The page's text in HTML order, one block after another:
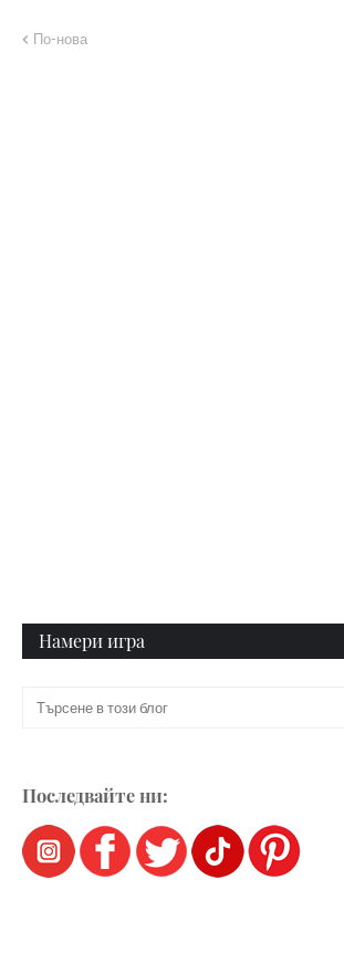
По-нова
Намери игра
Последвайте ни: